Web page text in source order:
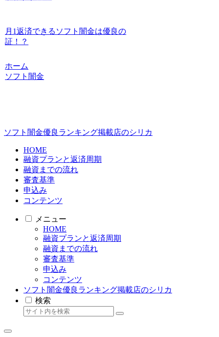
月1返済できるソフト闇金は優良の
証！？
ホーム
ソフト闇金
ソフト闇金優良ランキング掲載店のシリカ
HOME
融資プランと返済周期
融資までの流れ
審査基準
申込み
コンテンツ
メニュー
HOME
融資プランと返済周期
融資までの流れ
審査基準
申込み
コンテンツ
ソフト闇金優良ランキング掲載店のシリカ
検索